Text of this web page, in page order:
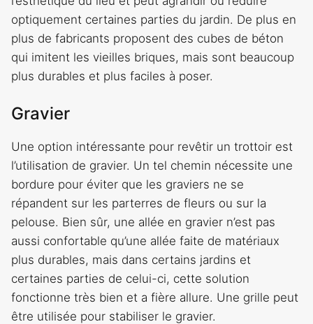
optiquement certaines parties du jardin. De plus en
plus de fabricants proposent des cubes de béton
qui imitent les vieilles briques, mais sont beaucoup
plus durables et plus faciles à poser.
Gravier
Une option intéressante pour revêtir un trottoir est
l’utilisation de gravier. Un tel chemin nécessite une
bordure pour éviter que les graviers ne se
répandent sur les parterres de fleurs ou sur la
pelouse. Bien sûr, une allée en gravier n’est pas
aussi confortable qu’une allée faite de matériaux
plus durables, mais dans certains jardins et
certaines parties de celui-ci, cette solution
fonctionne très bien et a fière allure. Une grille peut
être utilisée pour stabiliser le gravier.